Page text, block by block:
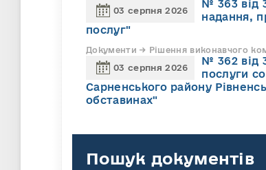
03 серпня 2026
№ 363 від
надання,
послуг"
Документи → Рішення виконавчого
03 серпня 2026
№ 362 від
послуги
Сарненського району
обставинах"
Пошук документів